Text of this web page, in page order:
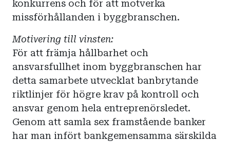
konkurrens och för att motverka
missförhållanden i byggbranschen.
Motivering till vinsten:
För att främja hållbarhet och
ansvarsfullhet inom byggbranschen har
detta samarbete utvecklat banbrytande
riktlinjer för högre krav på kontroll och
ansvar genom hela entreprenörsledet.
Genom att samla sex framstående banker
har man infört bankgemensamma särskilda